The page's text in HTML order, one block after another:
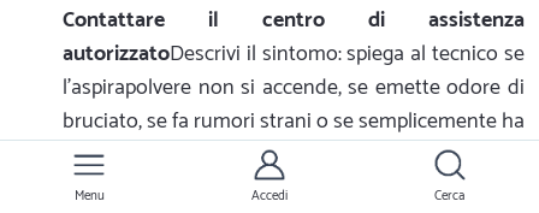
Contattare il centro di assistenza
autorizzatoDescrivi il sintomo: spiega al tecnico se
l'aspirapolvere non si accende, se emette odore di
bruciato, se fa rumori strani o se semplicemente ha
perso Vibo Valentia di aspirazione.
Menu Accedi Cerca